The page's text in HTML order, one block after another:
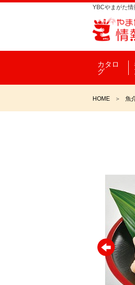
YBCやまがた情
カタロ
グ
HOME 魚